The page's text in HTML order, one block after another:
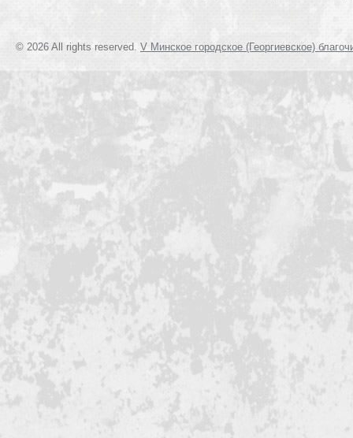
© 2026 All rights reserved. V Минское городское (Георгиевское)